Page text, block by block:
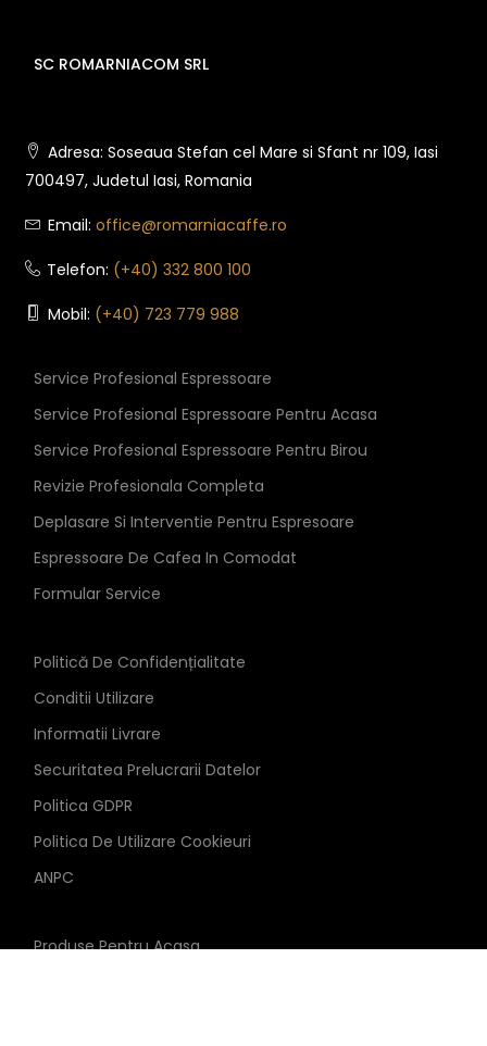
SC ROMARNIACOM SRL
Adresa: Soseaua Stefan cel Mare si Sfant nr 109, Iasi
700497, Judetul Iasi, Romania
Email: office@romarniacaffe.ro
Telefon: (+40) 332 800 100
Mobil: (+40) 723 779 988
Service Profesional Espressoare
Service Profesional Espressoare Pentru Acasa
Service Profesional Espressoare Pentru Birou
Revizie Profesionala Completa
Deplasare Si Interventie Pentru Espresoare
Espressoare De Cafea In Comodat
Formular Service
Politică De Confidențialitate
Conditii Utilizare
Informatii Livrare
Securitatea Prelucrarii Datelor
Politica GDPR
Politica De Utilizare Cookieuri
ANPC
Produse Pentru Acasa